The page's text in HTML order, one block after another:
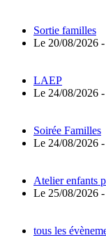
Sortie familles
Le 20/08/2026
LAEP
Le 24/08/2026
Soirée Familles
Le 24/08/2026
Atelier enfants
Le 25/08/2026
tous les